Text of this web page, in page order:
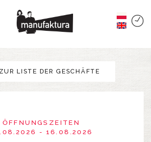
LISTE DER GESCHÄFTE
ÖFFNUNGSZEITEN
- 16.08.2026